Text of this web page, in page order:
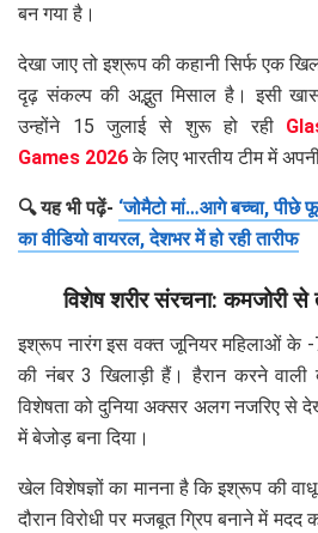
बन गया है।
देखा जाए तो इश्रूप की कहानी सिर्फ एक
दृढ़ संकल्प की अद्भुत मिसाल है। इसी
उन्होंने 15 जुलाई से शुरू हो रही
Games 2026के लिए भारतीय टीम में
🔍 यह भी पढ़ें- ‘जोमैटो मां…आगे बच्चा, पीछे
का वीडियो वायरल, देशभर में हो रही तारीफ
विशेष शरीर संरचना: कमजोरी
इश्रूप नारंग इस वक्त जूनियर महिलाओं के -
की नंबर 3 खिलाड़ी हैं। हैरान करने वाली
विशेषता को दुनिया अक्सर अलग नजरिए से
में बेजोड़ बना दिया।
खेल विशेषज्ञों का मानना है कि इश्रूप की
दौरान विरोधी पर मजबूत ग्रिप बनाने में